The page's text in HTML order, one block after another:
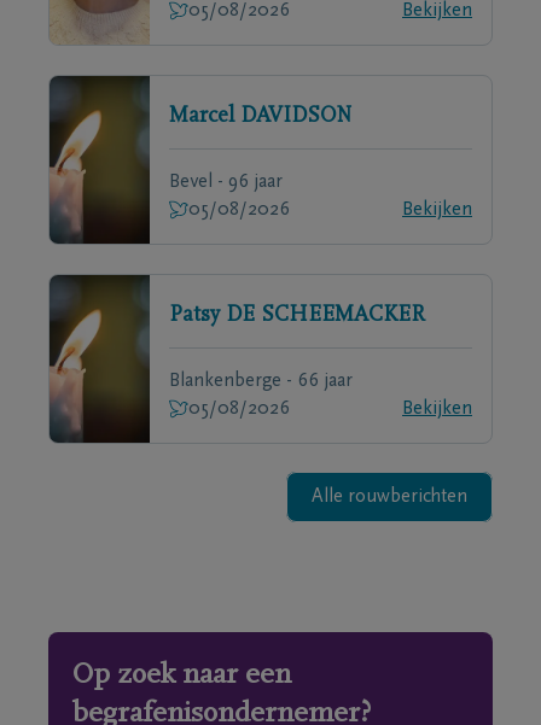
05/08/2026
Bekijken
Marcel DAVIDSON
Bevel - 96 jaar
05/08/2026
Bekijken
Patsy DE SCHEEMACKER
Blankenberge - 66 jaar
05/08/2026
Bekijken
Alle rouwberichten
Op zoek naar een
begrafenisondernemer?